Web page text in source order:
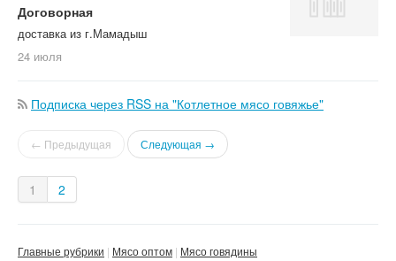
Договорная
доставка из г.Мамадыш
24 июля
Подписка через RSS на "Котлетное мясо говяжье"
← Предыдущая Следующая →
1 2
Главные рубрики Мясо оптом Мясо говядины